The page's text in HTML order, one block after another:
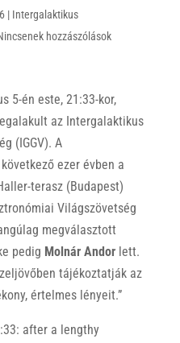
| Intergalaktikus
hozzászólások
5-én este, 21:33-kor,
az Intergalaktikus
(IGGV). A
ezer évben a
terasz (Budapest)
Világszövetség
megválasztott
pedig Molnár Andorlett.
tájékoztatják az
értelmes lényeit.”
after a lengthy